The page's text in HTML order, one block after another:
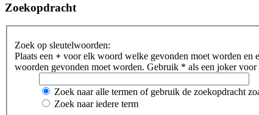
Zoekopdracht
Zoek op sleutelwoorden:
Plaats een + voor elk woord welke gevonden moet worden en
woorden gevonden moet worden. Gebruik * als een joker voor
Zoek naar alle termen of gebruik de zoekopdracht
Zoek naar iedere term